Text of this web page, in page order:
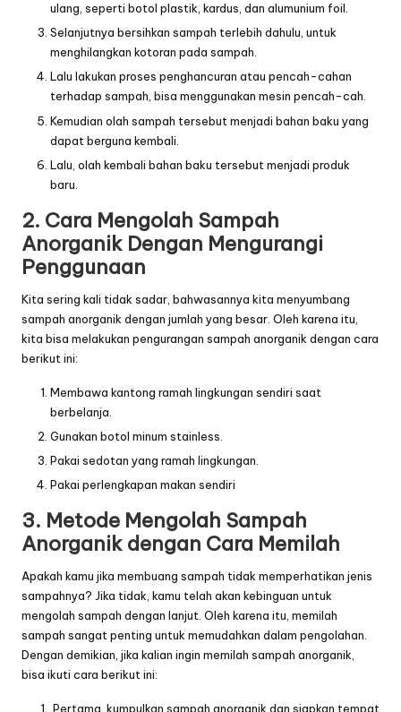
ulang, seperti botol plastik, kardus, dan alumunium foil.
Selanjutnya bersihkan sampah terlebih dahulu, untuk
menghilangkan kotoran pada sampah.
Lalu lakukan proses penghancuran atau pencah-cahan
terhadap sampah, bisa menggunakan mesin pencah-cah.
Kemudian olah sampah tersebut menjadi bahan baku yang
dapat berguna kembali.
Lalu, olah kembali bahan baku tersebut menjadi produk
baru.
2. Cara Mengolah Sampah
Anorganik Dengan Mengurangi
Penggunaan
Kita sering kali tidak sadar, bahwasannya kita menyumbang
sampah anorganik dengan jumlah yang besar. Oleh karena itu,
kita bisa melakukan pengurangan sampah anorganik dengan cara
berikut ini:
Membawa kantong ramah lingkungan sendiri saat
berbelanja.
Gunakan botol minum stainless.
Pakai sedotan yang ramah lingkungan.
Pakai perlengkapan makan sendiri
3. Metode Mengolah Sampah
Anorganik dengan Cara Memilah
Apakah kamu jika membuang sampah tidak memperhatikan jenis
sampahnya? Jika tidak, kamu telah akan kebinguan untuk
mengolah sampah dengan lanjut. Oleh karena itu, memilah
sampah sangat penting untuk memudahkan dalam pengolahan.
Dengan demikian, jika kalian ingin memilah sampah anorganik,
bisa ikuti cara berikut ini:
Pertama, kumpulkan sampah anorganik dan siapkan tempat